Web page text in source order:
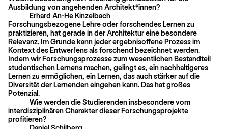
Ausbildung von angehenden Architekt*innen?
Erhard An-He Kinzelbach
Forschungsbezogene Lehre oder forschendes Lernen zu
praktizieren, hat gerade in der Architektur eine besondere
Relevanz. Im Grunde kann jeder ergebnisoffene Prozess im
Kontext des Entwerfens als forschend bezeichnet werden.
Indem wir Forschungsprozesse zum wesentlichen Bestandteil
studentischen Lernens machen, gelingt es, ein nachhaltigeres
Lernen zu ermöglichen, ein Lernen, das auch stärker auf die
Diversität der Lernenden eingehen kann. Das hat großes
Potenzial.
Wie werden die Studierenden insbesondere vom
interdisziplinären Charakter dieser Forschungsprojekte
profitieren?